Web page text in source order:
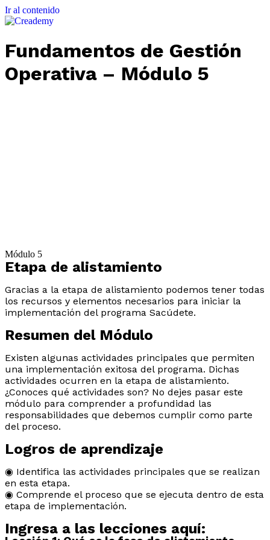
Ir al contenido
Fundamentos de Gestión
Operativa – Módulo 5
Módulo 5
Etapa de alistamiento
Gracias a la etapa de alistamiento podemos tener todas
los recursos y elementos necesarios para iniciar la
implementación del programa Sacúdete.
Resumen del Módulo
Existen algunas actividades principales que permiten
una implementación exitosa del programa. Dichas
actividades ocurren en la etapa de alistamiento.
¿Conoces qué actividades son? No dejes pasar este
módulo para comprender a profundidad las
responsabilidades que debemos cumplir como parte
del proceso.
Logros de aprendizaje
◉ Identifica las actividades principales que se realizan
en esta etapa.
◉ Comprende el proceso que se ejecuta dentro de esta
etapa de implementación.
Ingresa a las lecciones aquí: